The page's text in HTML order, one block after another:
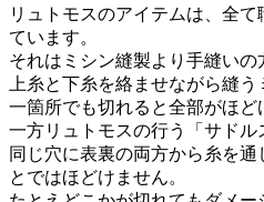
リュトモスのアイテムは、全
ています。
それはミシン縫製より手縫いの
上糸と下糸を絡ませながら縫
一箇所でも切れると全部がほど
一方リュトモスの行う「サドル
同じ穴に表裏の両方から糸を
とではほどけません。